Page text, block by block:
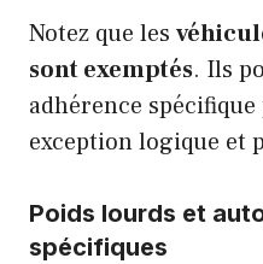
Notez que les
sont exemptés. Ils
adhérence spécifique
exception logique et
Poids lourds et
spécifiques